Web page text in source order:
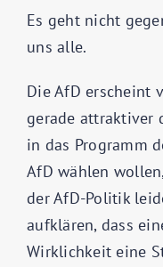
Es geht nicht
uns alle.
Die AfD erscheint
gerade attraktiver
in das Programm
AfD wählen
der AfD-Politik
aufklären, dass
Wirklichkeit eine